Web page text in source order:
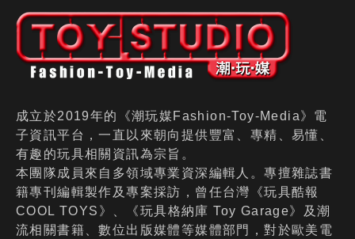
成立於2019年的《潮玩媒Fashion-Toy-Media》電
子資訊平台，一直以來朝向提供豐富、專精、易懂、
有趣的玩具相關資訊為宗旨。
本團隊成員來自多領域專業資深編輯人。專擅雜誌書
籍專刊編輯製作及專案採訪，曾任台灣《玩具酷報
COOL TOYS》、《玩具格納庫 Toy Garage》及潮
流相關書籍、數位出版媒體等媒體部門，對於歐美電